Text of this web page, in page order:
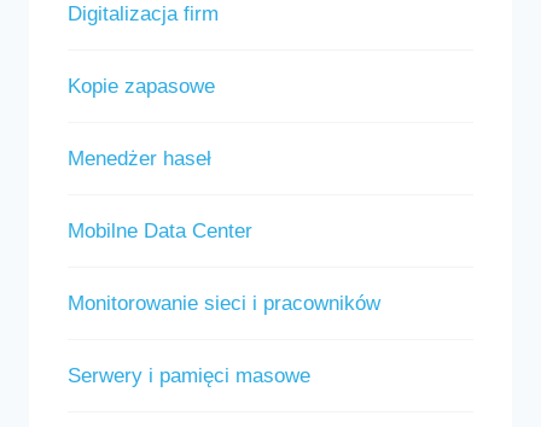
Digitalizacja firm
Kopie zapasowe
Menedżer haseł
Mobilne Data Center
Monitorowanie sieci i pracowników
Serwery i pamięci masowe